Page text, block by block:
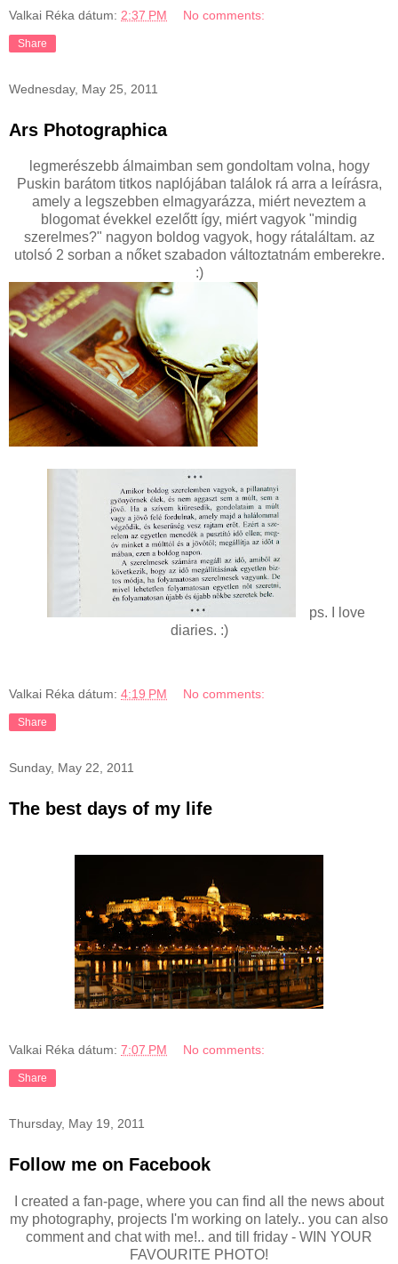
Valkai Réka dátum: 2:37 PM No comments:
Share
Wednesday, May 25, 2011
Ars Photographica
legmerészebb álmaimban sem gondoltam volna, hogy
Puskin barátom titkos naplójában találok rá arra a leírásra,
amely a legszebben elmagyarázza, miért neveztem a
blogomat évekkel ezelőtt így, miért vagyok "mindig
szerelmes?" nagyon boldog vagyok, hogy rátaláltam. az
utolsó 2 sorban a nőket szabadon változtatnám emberekre.
:)
ps. I love
diaries. :)
Valkai Réka dátum: 4:19 PM No comments:
Share
Sunday, May 22, 2011
The best days of my life
Valkai Réka dátum: 7:07 PM No comments:
Share
Thursday, May 19, 2011
Follow me on Facebook
I created a fan-page, where you can find all the news about
my photography, projects I'm working on lately.. you can also
comment and chat with me!.. and till friday - WIN YOUR
FAVOURITE PHOTO!